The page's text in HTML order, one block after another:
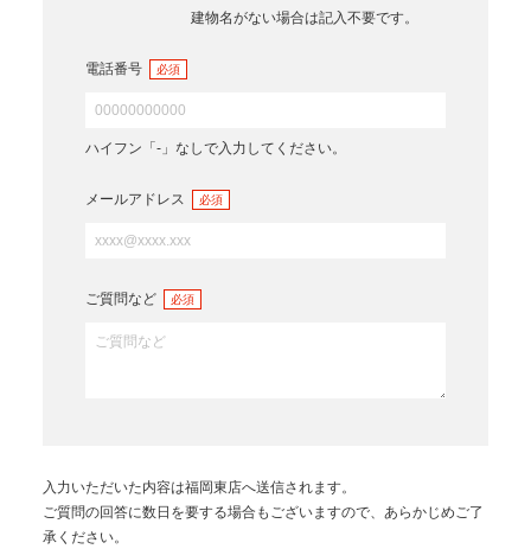
建物名がない場合は記入不要です。
電話番号 必須
ハイフン「-」なしで入力してください。
メールアドレス 必須
ご質問など 必須
入力いただいた内容は福岡東店へ送信されます。
ご質問の回答に数日を要する場合もございますので、あらかじめご了
承ください。